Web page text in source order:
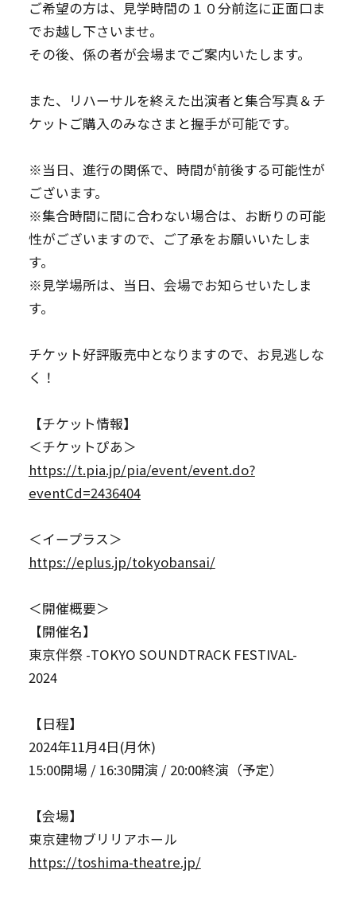
ご希望の方は、見学時間の１０分前迄に正面口ま
でお越し下さいませ。
その後、係の者が会場までご案内いたします。
また、リハーサルを終えた出演者と集合写真＆チ
ケットご購入のみなさまと握手が可能です。
※当日、進行の関係で、時間が前後する可能性が
ございます。
※集合時間に間に合わない場合は、お断りの可能
性がございますので、ご了承をお願いいたしま
す。
※見学場所は、当日、会場でお知らせいたしま
す。
チケット好評販売中となりますので、お見逃しな
く！
【チケット情報】
＜チケットぴあ＞
https://t.pia.jp/pia/event/event.do?
eventCd=2436404
＜イープラス＞
https://eplus.jp/tokyobansai/
＜開催概要＞
【開催名】
東京伴祭 -TOKYO SOUNDTRACK FESTIVAL-
2024
【日程】
2024年11月4日(月休)
15:00開場 / 16:30開演 / 20:00終演（予定）
【会場】
東京建物ブリリアホール
https://toshima-theatre.jp/